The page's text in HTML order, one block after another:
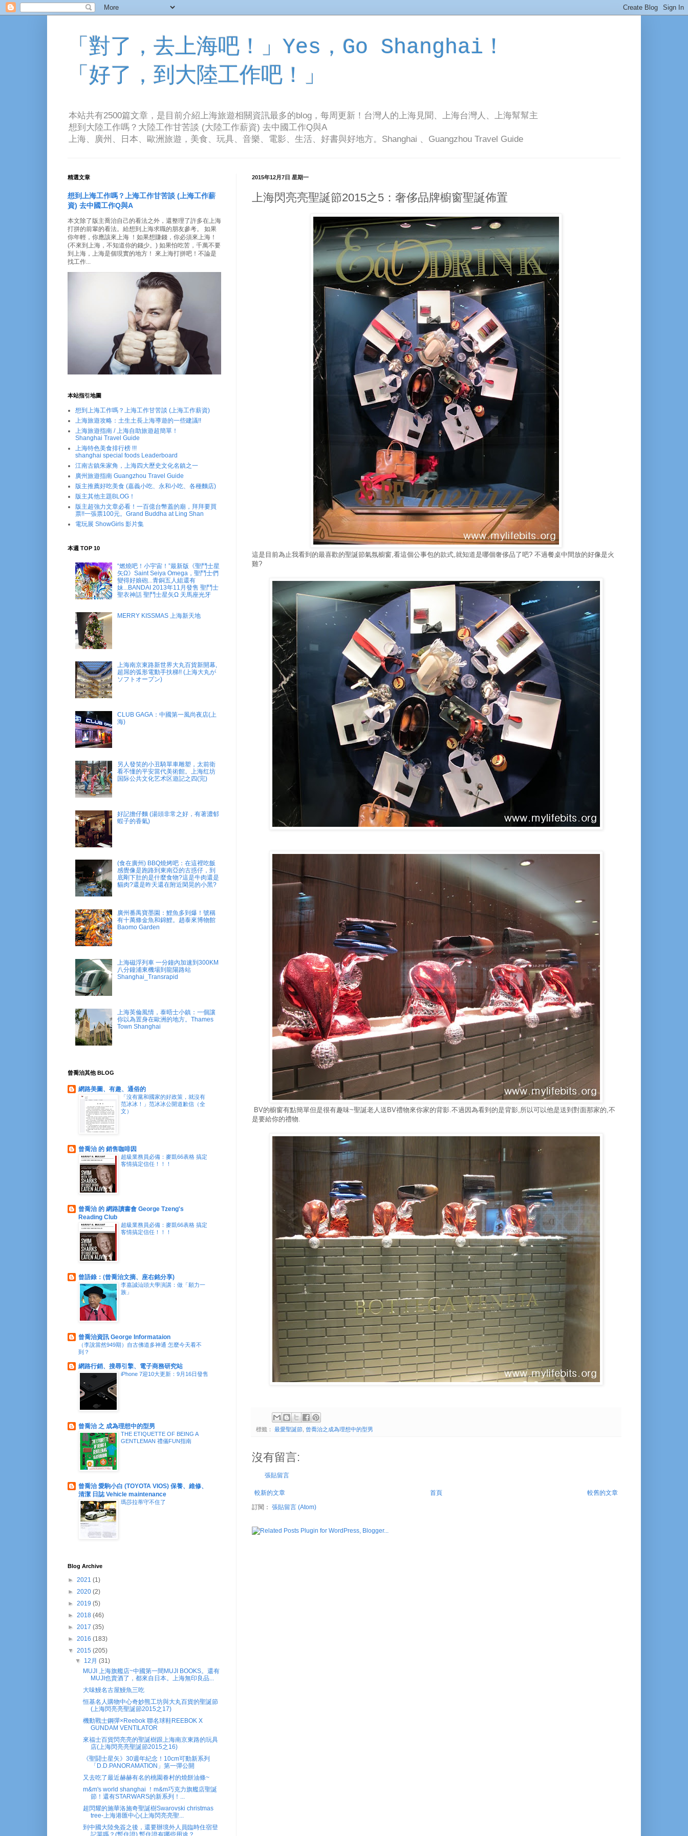
「對了，去上海吧！」Yes，Go Shanghai！
「好了，到大陸工作吧！」
本站共有2500篇文章，是目前介紹上海旅遊相關資訊最多的blog，每周更新！台灣人的上海見聞、上海台灣人、上海幫幫主
想到大陸工作嗎？大陸工作甘苦談 (大陸工作薪資) 去中國工作Q與A
上海、廣州、日本、歐洲旅遊，美食、玩具、音樂、電影、生活、好書與好地方。Shanghai 、Guangzhou Travel Guide
2015年12月7日 星期一
上海閃亮亮聖誕節2015之5：奢侈品牌櫥窗聖誕佈置
這是目前為止我看到的最喜歡的聖誕節氣氛櫥窗,看這個公事包的款式,就知道是哪個奢侈品了吧? 不過餐桌中間放的好像是火
雞?
BV的櫥窗有點簡單但是很有趣味~聖誕老人送BV禮物來你家的背影.不過因為看到的是背影,所以可以他是送到對面那家的,不
是要給你的禮物.
標籤： 最愛聖誕節, 曾喬治之成為理想中的型男
沒有留言:
張貼留言
較新的文章 較舊的文章
首頁
訂閱： 張貼留言 (Atom)
精選文章
想到上海工作嗎？上海工作甘苦談 (上海工作薪
資) 去中國工作Q與A
本文除了版主喬治自己的看法之外，還整理了許多在上海
打拼的前輩的看法。給想到上海求職的朋友參考。 如果
你年輕，你應該來上海 ！如果想賺錢，你必須來上海！
(不來到上海，不知道你的錢少。) 如果怕吃苦，千萬不要
到上海，上海是個現實的地方！ 來上海打拼吧！不論是
找工作...
本站指引地圖
想到上海工作嗎？上海工作甘苦談 (上海工作薪資)
上海旅遊攻略：土生土長上海導遊的一些建議!!
上海旅遊指南 / 上海自助旅遊超簡單！
Shanghai Travel Guide
上海特色美食排行榜 !!!
shanghai special foods Leaderboard
江南古鎮朱家角，上海四大歷史文化名鎮之一
廣州旅遊指南 Guangzhou Travel Guide
版主推薦好吃美食 (嘉義小吃、永和小吃、各種麵店)
版主其他主題BLOG！
版主超強力文章必看！一百億台幣蓋的廟，拜拜要買
票!!一張票100元。Grand Buddha at Ling Shan
電玩展 ShowGirls 影片集
本週 TOP 10
“燃燒吧！小宇宙！”最新版《聖鬥士星
矢Ω》Saint Seiya Omega，聖鬥士們
變得好娘砲...青銅五人組還有
妹...BANDAI 2013年11月發售 聖鬥士
聖衣神話 聖鬥士星矢Ω 天馬座光牙
MERRY KISSMAS 上海新天地
上海南京東路新世界大丸百貨新開幕,
超屌的弧形電動手扶梯!! (上海大丸が
ソフトオープン)
CLUB GAGA：中國第一風尚夜店(上
海)
另人發笑的小丑騎單車雕塑，太前衛
看不懂的平安當代美術館。上海红坊
国际公共文化艺术区遊記之四(完)
好記擔仔麵 (湯頭非常之好，有著濃郁
蝦子的香氣)
(食在廣州) BBQ燒烤吧：在這裡吃飯
感覺像是跑路到東南亞的古惑仔，到
底剛下肚的是什麼食物?這是牛肉還是
貓肉?還是昨天還在附近閑晃的小黑?
廣州番禺寶墨園：鯉魚多到爆！號稱
有十萬條金魚和錦鯉。趙泰來博物館
Baomo Garden
上海磁浮列車 一分鐘內加速到300KM
八分鐘浦東機場到龍陽路站
Shanghai_Transrapid
上海英倫風情，泰晤士小鎮：一個讓
你以為置身在歐洲的地方。Thames
Town Shanghai
曾喬治其他 BLOG
網路美圖、有趣、通俗的
「沒有黨和國家的好政策，就沒有
范冰冰！」范冰冰公開道歉信（全
文）
曾喬治 的 銷售咖啡因
超級業務員必備：麥凱66表格 搞定
客情搞定信任！！！
曾喬治 的 網路讀書會 George Tzeng's
Reading Club
超級業務員必備：麥凱66表格 搞定
客情搞定信任！！！
曾語錄：(曾喬治文摘、座右銘分享)
李嘉誠汕頭大學演講：做「願力一
族」
曾喬治資訊 George Informataion
（李說當然949期）自古佛道多神通 怎麼今天看不
到？
網路行銷、搜尋引擎、電子商務研究站
iPhone 7迎10大更新：9月16日發售
曾喬治 之 成為理想中的型男
THE ETIQUETTE OF BEING A
GENTLEMAN 禮儀FUN指南
曾喬治 愛駒小白 (TOYOTA VIOS) 保養、維修、
清潔 日誌 Vehicle maintenance
瑪莎拉蒂守不住了
Blog Archive
► 2021 (1)
► 2020 (2)
► 2019 (5)
► 2018 (46)
► 2017 (35)
► 2016 (183)
▼ 2015 (205)
▼ 12月(31)
MUJI 上海旗艦店~中國第一間MUJI BOOKS。還有
MUJI也賣酒了，都來自日本。上海無印良品...
大味鰻名古屋鰻魚三吃
恒基名人購物中心奇妙熊工坊與大丸百貨的聖誕節
(上海閃亮亮聖誕節2015之17)
機動戰士鋼彈×Reebok 聯名球鞋REEBOK X
GUNDAM VENTILATOR
來福士百貨閃亮亮的聖誕樹跟上海南京東路的玩具
店(上海閃亮亮聖誕節2015之16)
《聖鬪士星矢》30週年紀念！10cm可動新系列
「D.D.PANORAMATION」第一彈公開
又去吃了最近赫赫有名的桃園眷村的燒餅油條~
m&m's world shanghai ！m&m巧克力旗艦店聖誕
節！還有STARWARS的新系列！...
超閃耀的施華洛施奇聖誕樹Swarovski christmas
tree-上海港匯中心(上海閃亮亮聖...
到中國大陸免簽之後，還要辦境外人員臨時住宿登